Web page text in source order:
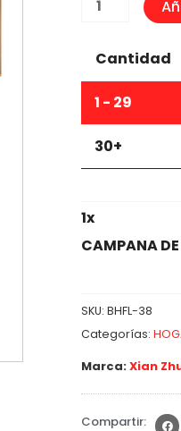
17X7CM
cantidad
Cantidad
1 - 29
30+
1x
CAMPANA
SKU: BHFL-38
Categorías:
Marca:Xian
Compartir: